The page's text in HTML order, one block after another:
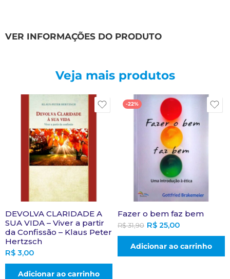
VER INFORMAÇÕES DO PRODUTO
Veja mais produtos
DEVOLVA CLARIDADE A
SUA VIDA – Viver a partir
da Confissão – Klaus Peter
Hertzsch
R$ 3,00
Adicionar ao carrinho
-22%
Fazer o bem faz bem
R$31,90 R$ 25,00
Adicionar ao carrinho